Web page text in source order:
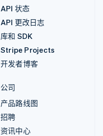
API 状态
API 更改日志
库和 SDK
Stripe Projects
开发者博客
公司
产品路线图
招聘
资讯中心